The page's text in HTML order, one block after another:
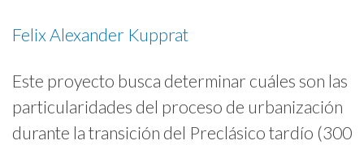
Felix Alexander Kupprat
Este proyecto busca determinar cuáles son las
particularidades del proceso de urbanización
durante la transición del Preclásico tardío (300